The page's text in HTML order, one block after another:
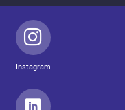
・皮雅芙致敬〉*
琴協奏曲選段 #+
Instagram